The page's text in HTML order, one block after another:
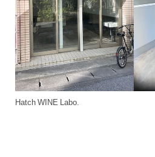
Hatch WINE Labo.